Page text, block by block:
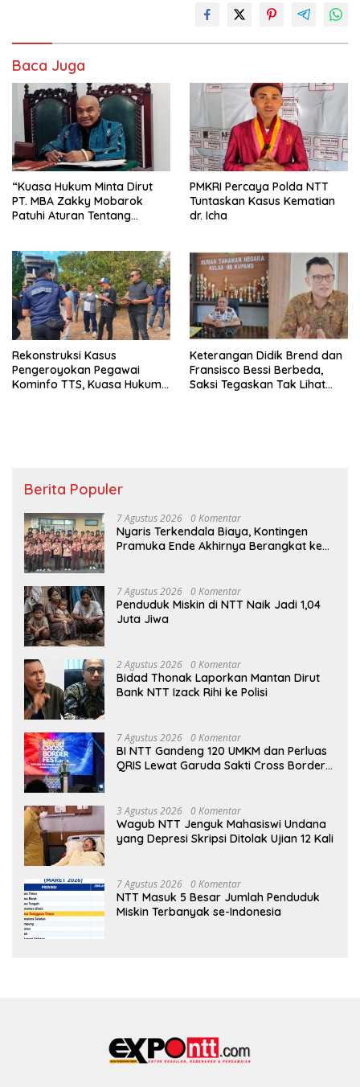
Baca Juga
“Kuasa Hukum Minta Dirut
PT. MBA Zakky Mobarok
Patuhi Aturan Tentang
PMKRI Percaya Polda NTT
Tuntaskan Kasus Kematian
dr. Icha
Rekonstruksi Kasus
Pengeroyokan Pegawai
Kominfo TTS, Kuasa Hukum
Keterangan Didik Brend dan
Fransisco Bessi Berbeda,
Saksi Tegaskan Tak Lihat
Berita Populer
7 Agustus 2026 0 Komentar
Nyaris Terkendala Biaya, Kontingen
Pramuka Ende Akhirnya Berangkat ke
7 Agustus 2026 0 Komentar
Penduduk Miskin di NTT Naik Jadi 1,04
Juta Jiwa
2 Agustus 2026 0 Komentar
Bidad Thonak Laporkan Mantan Dirut
Bank NTT Izack Rihi ke Polisi
7 Agustus 2026 0 Komentar
BI NTT Gandeng 120 UMKM dan Perluas
QRIS Lewat Garuda Sakti Cross Border
3 Agustus 2026 0 Komentar
Wagub NTT Jenguk Mahasiswi Undana
yang Depresi Skripsi Ditolak Ujian 12 Kali
7 Agustus 2026 0 Komentar
NTT Masuk 5 Besar Jumlah Penduduk
Miskin Terbanyak se-Indonesia